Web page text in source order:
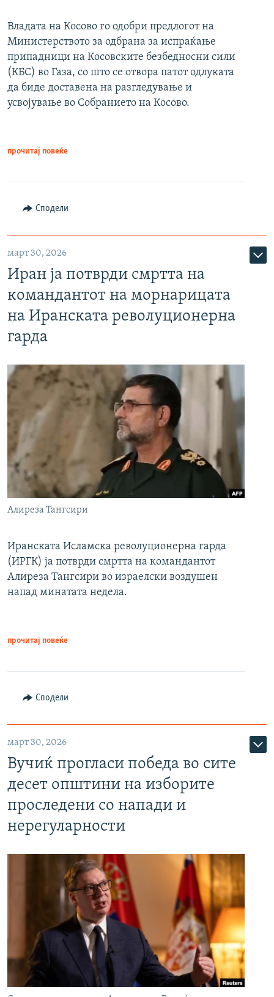
Владата на Косово го одобри предлогот на
Министерството за одбрана за испраќање
припадници на Косовските безбедносни сили
(КБС) во Газа, со што се отвора патот одлуката
да биде доставена на разгледување и
усвојување во Собранието на Косово.
прочитај повеќе
Сподели
март 30, 2026
Иран ја потврди смртта на
командантот на морнарицата
на Иранската револуционерна
гарда
Алиреза Тангсири
Иранската Исламска револуционерна гарда
(ИРГК) ја потврди смртта на командантот
Алиреза Тангсири во израелски воздушен
напад минатата недела.
прочитај повеќе
Сподели
март 30, 2026
Вучиќ прогласи победа во сите
десет општини на изборите
проследени со напади и
нерегуларности